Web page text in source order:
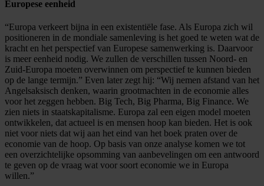
Europese eenheid
“Europa verkeert bijna in een existentiële fase. Als Europa zich wil
positioneren in de mondiale samenleving is het goed te weten wat de
kracht en het perspectief van Europese samenwerking is. Daarvoor
is meer eenheid nodig. We zullen de verschillen tussen Noord- en
Zuid-Europa moeten overwinnen om perspectief te kunnen bieden
op de lange termijn.” Even later zegt hij: “Wij nemen afstand van het
Angelsaksisch denken, waarin grootmachten in de economie alles
voor het zeggen hebben. Big Tech, Big Pharma, Big Finance. We
zien niets in staatskapitalisme. Europa zal een eigen model moeten
ontwikkelen, dat actueel is en mensen hoop kan bieden. Het is ook
niet voor niets dat wij aan het eind van het boek praten over de
economie van de hoop. Op basis van onze analyse komen we tot
een overzichtelijke opsomming van aanbevelingen om een antwoord
te geven op de vraag wat voor soort economie we in Europa
willen.”